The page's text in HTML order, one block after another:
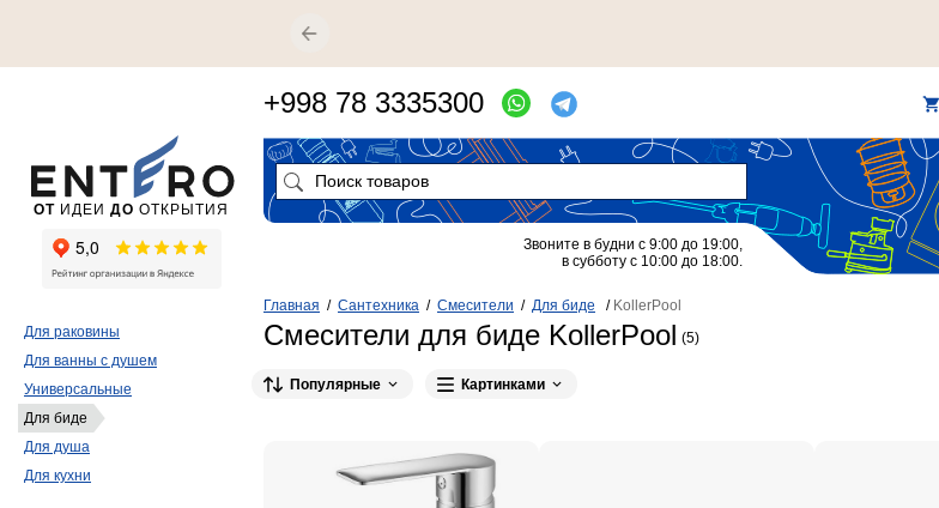
Главная / Сантехника / Смесители / Для биде / KollerPool
Смесители для биде KollerPool (5)
Популярные Картинками
Для раковины
Для ванны с душем
Универсальные
Для биде
Для душа
Для кухни
ОТ ИДЕИ ДО ОТКРЫТИЯ
+998 78 3335300
Звоните в будни с 9:00 до 19:00,
в субботу с 10:00 до 18:00.